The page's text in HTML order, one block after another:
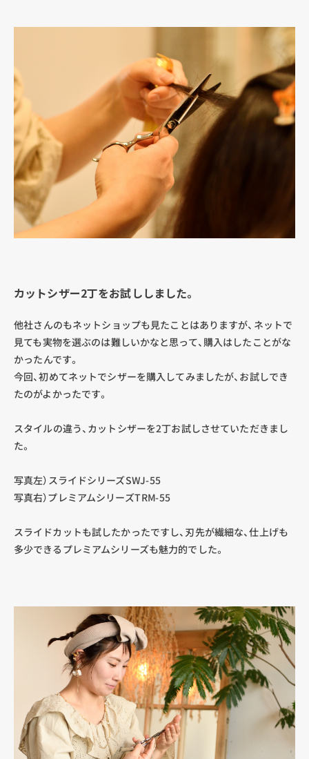
カットシザー2丁をお試ししました。
他社さんのもネットショップも見たことはありますが、ネットで
見ても実物を選ぶのは難しいかなと思って、購入はしたことがな
かったんです。
今回、初めてネットでシザーを購入してみましたが、お試しでき
たのがよかったです。
スタイルの違う、カットシザーを2丁お試しさせていただきまし
た。
写真左）スライドシリーズSWJ-55
写真右）プレミアムシリーズTRM-55
スライドカットも試したかったですし、刃先が繊細な、仕上げも
多少できるプレミアムシリーズも魅力的でした。